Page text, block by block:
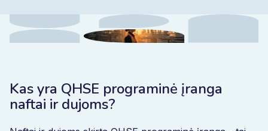
Kas yra QHSE programinė įranga
naftai ir dujoms?